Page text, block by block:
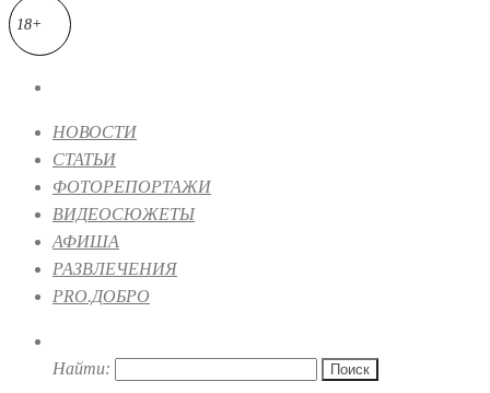
18+
НОВОСТИ
СТАТЬИ
ФОТОРЕПОРТАЖИ
ВИДЕОСЮЖЕТЫ
АФИША
РАЗВЛЕЧЕНИЯ
PRO.ДОБРО
Найти: